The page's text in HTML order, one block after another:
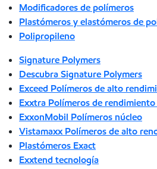
Modificadores de polímeros
Plastómeros y elastómeros de
Polipropileno
Signature Polymers
Descubra Signature Polymers
Exceed Polímeros de alto
Exxtra Polímeros de
ExxonMobil Polímeros núcleo
Vistamaxx Polímeros de alto
Plastómeros Exact
Exxtend tecnología